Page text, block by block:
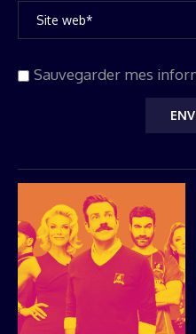
Sauvegarder mes